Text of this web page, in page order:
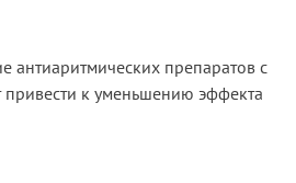
антиаритмических препаратов с
к уменьшению эффекта